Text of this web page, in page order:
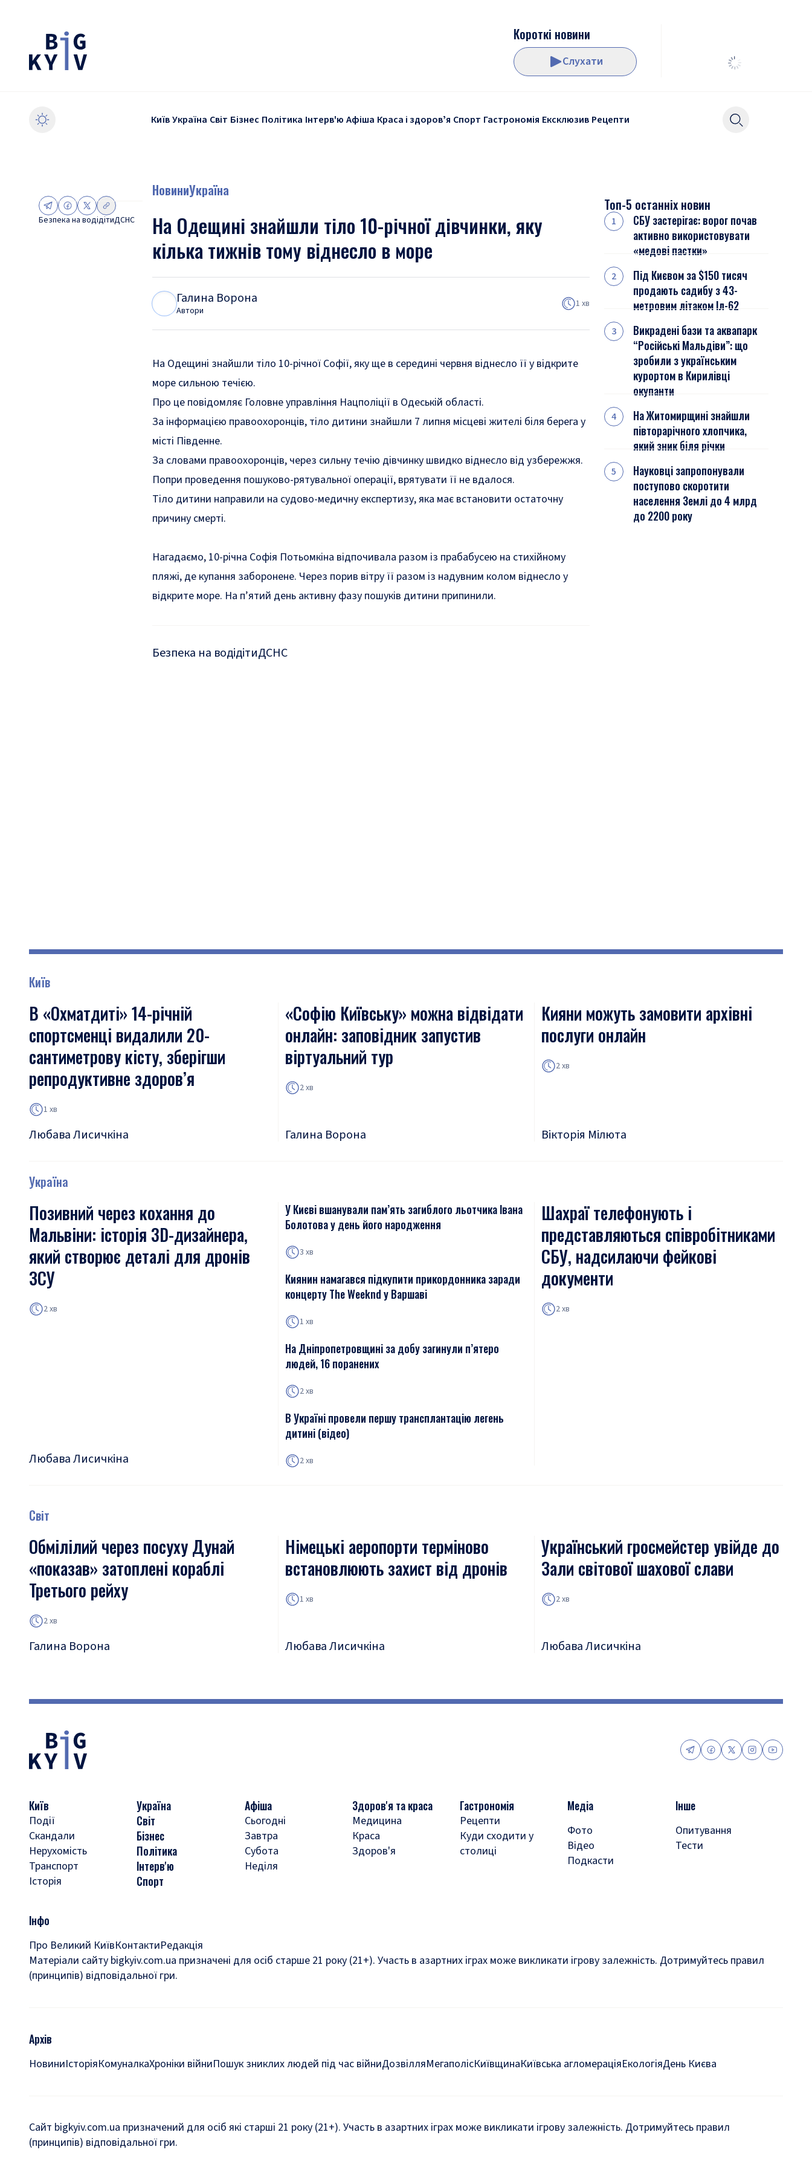
Короткі новини
Слухати
КиївУкраїна Світ Бізнес Політика Інтерв'ю Афіша Краса і здоровʼя Спорт Гастрономія Ексклюзив Рецепти
Безпека на водідітиДСНС
НовиниУкраїна
На Одещині знайшли тіло 10-річної дівчинки, яку
кілька тижнів тому віднесло в море
Галина Ворона
Автори
1 хв
На Одещині знайшли тіло 10-річної Софії, яку ще в середині червня віднесло її у відкрите
море сильною течією.
Про це повідомляє Головне управління Нацполіції в Одеській області.
За інформацією правоохоронців, тіло дитини знайшли 7 липня місцеві жителі біля берега у
місті Південне.
За словами правоохоронців, через сильну течію дівчинку швидко віднесло від узбережжя.
Попри проведення пошуково-рятувальної операції, врятувати її не вдалося.
Тіло дитини направили на судово-медичну експертизу, яка має встановити остаточну
причину смерті.
Нагадаємо, 10-річна Софія Потьомкіна відпочивала разом із прабабусею на стихійному
пляжі, де купання заборонене. Через порив вітру її разом із надувним колом віднесло у
відкрите море. На п’ятий день активну фазу пошуків дитини припинили.
Безпека на водідітиДСНС
Топ-5 останніх новин
СБУ застерігає: ворог почав
активно використовувати
«медові пастки»
Під Києвом за $150 тисяч
продають садибу з 43-
метровим літаком Іл-62
Викрадені бази та аквапарк
“Російські Мальдіви”: що
зробили з українським
курортом в Кирилівці
окупанти
На Житомирщині знайшли
півторарічного хлопчика,
який зник біля річки
Науковці запропонували
поступово скоротити
населення Землі до 4 млрд
до 2200 року
Київ
В «Охматдиті» 14-річній
спортсменці видалили 20-
сантиметрову кісту, зберігши
репродуктивне здоров’я
1 хв
Любава Лисичкіна
«Софію Київську» можна відвідати
онлайн: заповідник запустив
віртуальний тур
2 хв
Галина Ворона
Кияни можуть замовити архівні
послуги онлайн
2 хв
Вікторія Мілюта
Україна
Позивний через кохання до
Мальвіни: історія 3D-дизайнера,
який створює деталі для дронів
ЗСУ
2 хв
Любава Лисичкіна
У Києві вшанували пам’ять загиблого льотчика Івана
Болотова у день його народження
3 хв
Киянин намагався підкупити прикордонника заради
концерту The Weeknd у Варшаві
1 хв
На Дніпропетровщині за добу загинули п’ятеро
людей, 16 поранених
2 хв
В Україні провели першу трансплантацію легень
дитині (відео)
2 хв
Шахраї телефонують і
представляються співробітниками
СБУ, надсилаючи фейкові
документи
2 хв
Світ
Обмілілий через посуху Дунай
«показав» затоплені кораблі
Третього рейху
2 хв
Галина Ворона
Німецькі аеропорти терміново
встановлюють захист від дронів
1 хв
Любава Лисичкіна
Український гросмейстер увійде до
Зали світової шахової слави
2 хв
Любава Лисичкіна
Київ
Події
Скандали
Нерухомість
Транспорт
Історія
Україна
Світ
Бізнес
Політика
Інтерв'ю
Спорт
Афіша
Сьогодні
Завтра
Субота
Неділя
Здоров'я та краса
Медицина
Краса
Здоров'я
Гастрономія
Рецепти
Куди сходити у
столиці
Медіа
Фото
Відео
Подкасти
Інше
Опитування
Тести
Інфо
Про Великий КиївКонтактиРедакція
Матеріали сайту bigkyiv.com.ua призначені для осіб старше 21 року (21+). Участь в азартних іграх може викликати ігрову залежність. Дотримуйтесь правил
(принципів) відповідальної гри.
Архів
НовиниІсторіяКомуналкаХроніки війниПошук зниклих людей під час війниДозвілляМегаполісКиївщинаКиївська агломераціяЕкологіяДень Києва
Сайт bigkyiv.com.ua призначений для осіб які старші 21 року (21+). Участь в азартних іграх може викликати ігрову залежність. Дотримуйтесь правил
(принципів) відповідальної гри.